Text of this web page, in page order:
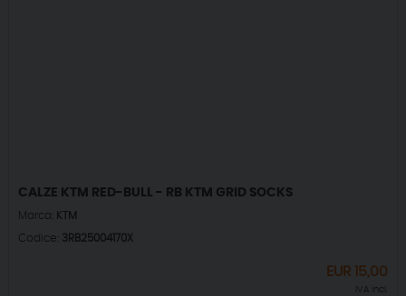
CALZE KTM RED-BULL - RB KTM GRID SOCKS
Marca: KTM
Codice: 3RB25004170X
EUR 15,00
IVA incl.